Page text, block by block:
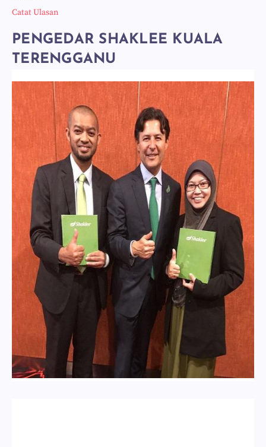
Catat Ulasan
PENGEDAR SHAKLEE KUALA
TERENGGANU